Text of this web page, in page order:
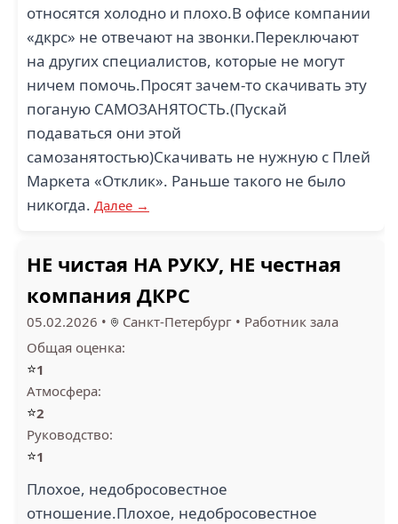
относятся холодно и плохо.В офисе компании
«дкрс» не отвечают на звонки.Переключают
на других специалистов, которые не могут
ничем помочь.Просят зачем-то скачивать эту
поганую САМОЗАНЯТОСТЬ.(Пускай
подаваться они этой
самозанятостью)Скачивать не нужную с Плей
Маркета «Отклик». Раньше такого не было
никогда. Далее →
НЕ чистая НА РУКУ, НЕ честная
компания ДКРС
05.02.2026 • Санкт-Петербург • Работник зала
Общая оценка:
⭐1
Атмосфера:
⭐2
Руководство:
⭐1
Плохое, недобросовестное
отношение.Плохое, недобросовестное